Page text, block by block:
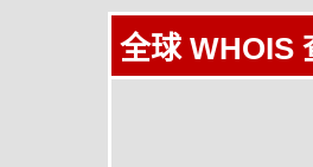
全球 WHOIS